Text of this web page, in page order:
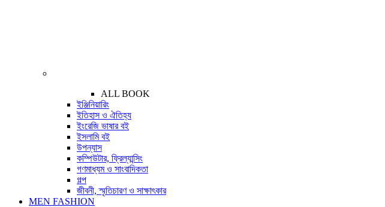
ALL BOOK
ইঞ্জিনিয়ারিং
ইতিহাস ও ঐতিহ্য
ইংরেজি ভাষার বই
ইসলামি বই
উপন্যাস
কম্পিউটার, ফ্রিল্যান্সিং
গণমাধ্যম ও সাংবাদিকতা
গল্প
জীবনী, স্মৃতিচারণ ও সাক্ষাৎকার
MEN FASHION